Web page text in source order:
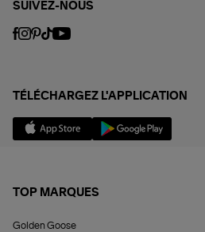
SUIVEZ-NOUS
TÉLÉCHARGEZ L'APPLICATION
TOP MARQUES
Golden Goose